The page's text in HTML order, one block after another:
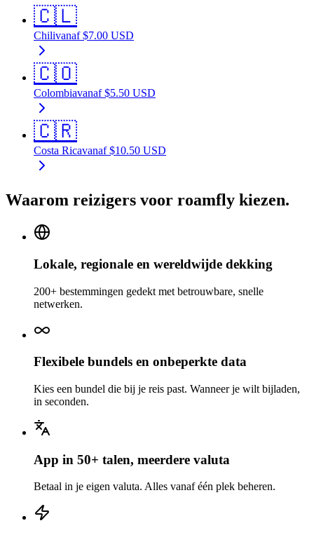
🇨🇱
Chilivanaf $7.00 USD
🇨🇴
Colombiavanaf $5.50 USD
🇨🇷
Costa Ricavanaf $10.50 USD
Waarom reizigers voor roamfly kiezen.
Lokale, regionale en wereldwijde dekking
200+ bestemmingen gedekt met betrouwbare, snelle
netwerken.
Flexibele bundels en onbeperkte data
Kies een bundel die bij je reis past. Wanneer je wilt bijladen,
in seconden.
App in 50+ talen, meerdere valuta
Betaal in je eigen valuta. Alles vanaf één plek beheren.